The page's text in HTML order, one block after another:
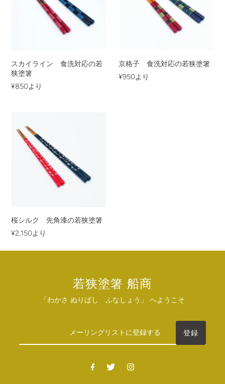
スカイライン 食洗対応の若
狭塗箸
¥850より
京格子 食洗対応の若狭塗箸
¥950より
桜シルク 先角漆の若狭塗箸
¥2,150より
若狭塗箸 船商
「わかさ ぬりばし ふなしょう」 へようこそ